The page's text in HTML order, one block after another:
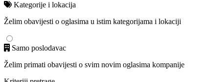
Kategorije i lokacija
Želim obavijesti o oglasima u istim kategorijama i lokaciji
Samo poslodavac
Želim primati obavijesti o svim novim oglasima kompanije